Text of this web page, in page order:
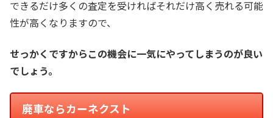
できるだけ多くの査定を受ければそれだけ高く売れる可能
性が高くなりますので、
せっかくですからこの機会に一気にやってしまうのが良い
でしょう。
廃車ならカーネクスト